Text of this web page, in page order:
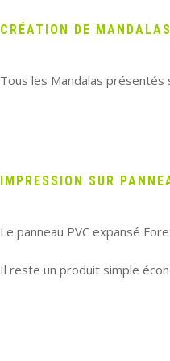
CRÉATION DE MANDALAS
Tous les Mandalas
IMPRESSION SUR
Le panneau PVC expansé
Il reste un produit simple